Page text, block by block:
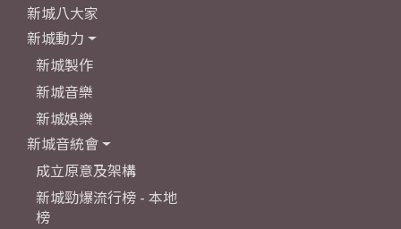
新城八大家
新城動力
新城製作
新城音樂
新城娛樂
新城音統會
成立原意及架構
新城勁爆流行榜 - 本地
榜